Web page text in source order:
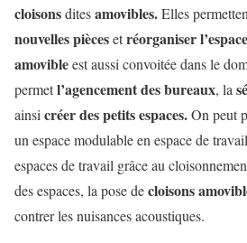
cloisonsditesamovibles.Elles
nouvelles piècesetréorganiser l’espace
amovibleest aussi convoitée dans le
permetl’agencement des bureaux, la
ainsi créer des petits espaces.On peut
un espace modulable en espace de
espaces de travail grâce au
des espaces, la pose decloisons
contrer les nuisances acoustiques.